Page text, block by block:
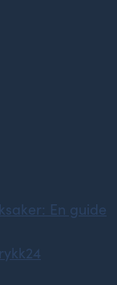
En guide